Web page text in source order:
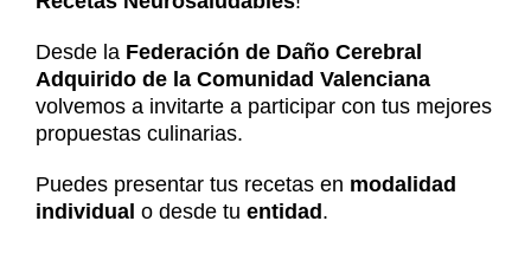
Contacto
Desde la Federación de Daño Cerebral
Adquirido de la Comunidad Valenciana
volvemos a invitarte a participar con tus mejores
propuestas culinarias.
Puedes presentar tus recetas en modalidad
individual o desde tu entidad.